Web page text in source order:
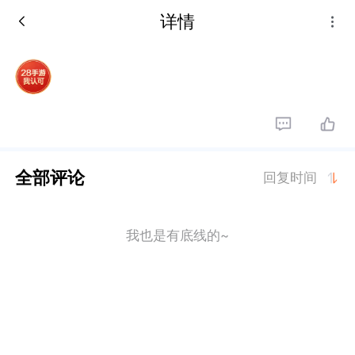
详情
全部评论 回复时间
我也是有底线的~